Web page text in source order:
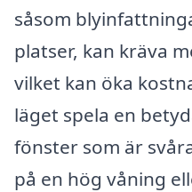
såsom
platser, kan kräva
vilket kan öka
läget spela en
fönster som är
på en hög våning